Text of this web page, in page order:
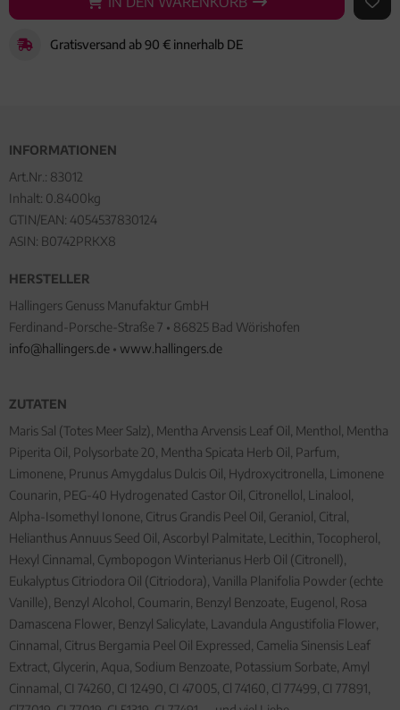
Gratisversand ab 90 € innerhalb DE
INFORMATIONEN
Art.Nr.: 83012
Inhalt: 0.8400kg
GTIN/EAN: 4054537830124
ASIN: B0742PRKX8
HERSTELLER
Hallingers Genuss Manufaktur GmbH
Ferdinand-Porsche-Straße 7 • 86825 Bad Wörishofen
info@hallingers.de • www.hallingers.de
ZUTATEN
Maris Sal (Totes Meer Salz), Mentha Arvensis Leaf Oil, Menthol, Mentha
Piperita Oil, Polysorbate 20, Mentha Spicata Herb Oil, Parfum,
Limonene, Prunus Amygdalus Dulcis Oil, Hydroxycitronella, Limonene
Counarin, PEG-40 Hydrogenated Castor Oil, Citronellol, Linalool,
Alpha-Isomethyl Ionone, Citrus Grandis Peel Oil, Geraniol, Citral,
Helianthus Annuus Seed Oil, Ascorbyl Palmitate, Lecithin, Tocopherol,
Hexyl Cinnamal, Cymbopogon Winterianus Herb Oil (Citronell),
Eukalyptus Citriodora Oil (Citriodora), Vanilla Planifolia Powder (echte
Vanille), Benzyl Alcohol, Coumarin, Benzyl Benzoate, Eugenol, Rosa
Damascena Flower, Benzyl Salicylate, Lavandula Angustifolia Flower,
Cinnamal, Citrus Bergamia Peel Oil Expressed, Camelia Sinensis Leaf
Extract, Glycerin, Aqua, Sodium Benzoate, Potassium Sorbate, Amyl
Cinnamal, CI 74260, CI 12490, CI 47005, Cl 74160, Cl 77499, CI 77891,